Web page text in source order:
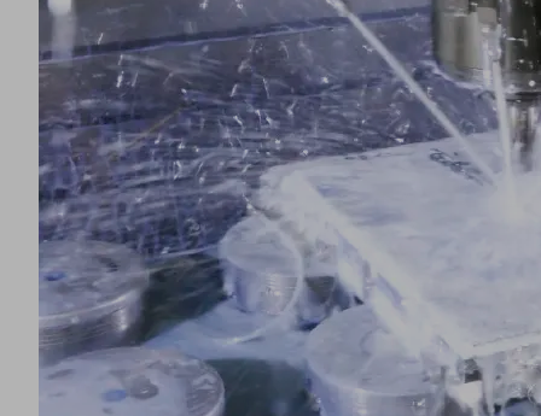
Otomasyon İçin Vakum Teknolojisi
Hızlı döngü süreleri ve yüksek operasyonel güvenilirlik,
metal ve metal levhaların otomatik olarak taşınması için çok
önemlidir. Schmalz'ın vakum teknolojisi, örneğin pres
hatlarını birbirine bağlamak için portallarda ve robotlarda bir
tutucu sistem olarak kullanılır. Kavrama çözümü, çok çeşitli
ayrı vakum bileşenleri ile ayrı ayrı yapılandırılabilir ve
tasarlanabilir veya belirli bir uygulama için bağlanmaya hazır
bir kavrama sistemi olarak satın alınabilir.
Schmalz, metal ve sac metallerin taşınması için endüstrinin
gereksinimlerini ideal şekilde karşılayan vantuzlar
geliştirmiştir. Vantuz malzemeleri, yağlı veya sıcak
yüzeylerde bile uzun bir hizmet ömrü sağlarken, optimize
edilmiş şekil, dinamik işlemler sırasında dışbükey ve içbükey
bileşenlerin kavranmasına ve kesme kuvvetlerinin
emilmesine izin verir.